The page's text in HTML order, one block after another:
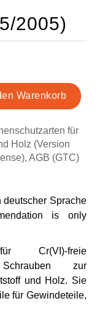
2005)
für
Holz (Version
AGB (GTC)
deutscher Sprache
is only
Cr(VI)-freie
zur
und Holz. Sie
für Gewindeteile,